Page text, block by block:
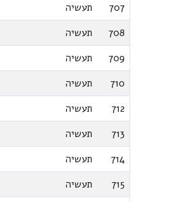
707
תעשיה
708
תעשיה
709
תעשיה
710
תעשיה
712
תעשיה
713
תעשיה
714
תעשיה
715
תעשיה